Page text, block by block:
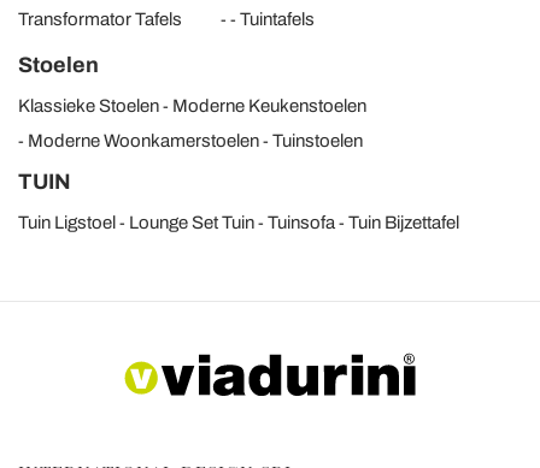
Transformator Tafels
Tuintafels
Stoelen
Klassieke Stoelen
Moderne Keukenstoelen
Moderne Woonkamerstoelen
Tuinstoelen
TUIN
Tuin Ligstoel Lounge Set Tuin Tuinsofa Tuin Bijzettafel